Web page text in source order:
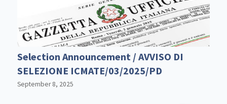
Selection Announcement / AVVISO DI
SELEZIONE ICMATE/03/2025/PD
September 8, 2025